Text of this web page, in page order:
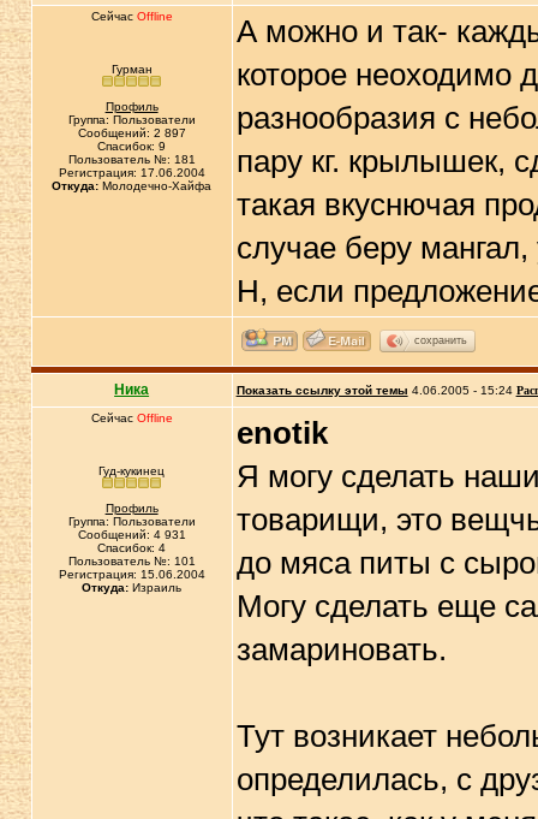
Сейчас Offline
Гурман
Профиль
Группа: Пользователи
Сообщений: 2 897
Спасибок: 9
Пользователь №: 181
Регистрация: 17.06.2004
Откуда: Молодечно-Хайфа
А можно и так-
которое неоходимо
разнообразия с
пару кг. крылышек,
такая вкуснючая
случае беру мангал,
Н, если
сохранить
Ника Показать ссылку этой темы 4.06.2005 - 15:24
Сейчас Offline
Гуд-кукинец
Профиль
Группа: Пользователи
Сообщений: 4 931
Спасибок: 4
Пользователь №: 101
Регистрация: 15.06.2004
Откуда: Израиль
enotik
Я могу сделать
товарищи, это
до мяса питы с
Могу сделать еще
замариновать.
Тут возникает
определилась, с